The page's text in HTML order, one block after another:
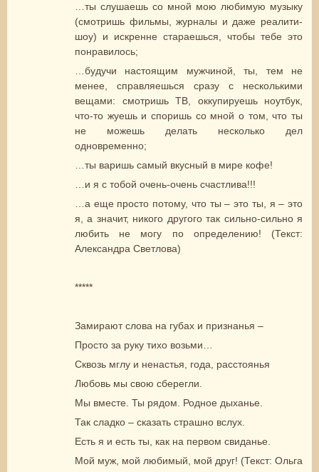
…ты слушаешь со мной мою любимую музыку
(смотришь фильмы, журналы и даже реалити-
шоу) и искренне стараешься, чтобы тебе это
понравилось;
…будучи настоящим мужчиной, ты, тем не
менее, справляешься сразу с несколькими
вещами: смотришь ТВ, оккупируешь ноутбук,
что-то жуешь и споришь со мной о том, что ты
не можешь делать несколько дел
одновременно;
…ты варишь самый вкусный в мире кофе!
…и я с тобой очень-очень счастлива!!!
…а еще просто потому, что ты – это ты, я – это
я, а значит, никого другого так сильно-сильно я
любить не могу по определению! (Текст:
Александра Светлова)
*****
Замирают слова на губах и признанья –
Просто за руку тихо возьми…
Сквозь мглу и ненастья, года, расстоянья
Любовь мы свою сберегли.
Мы вместе. Ты рядом. Родное дыханье.
Так сладко – сказать страшно вслух.
Есть я и есть ты, как на первом свиданье.
Мой муж, мой любимый, мой друг! (Текст: Ольга